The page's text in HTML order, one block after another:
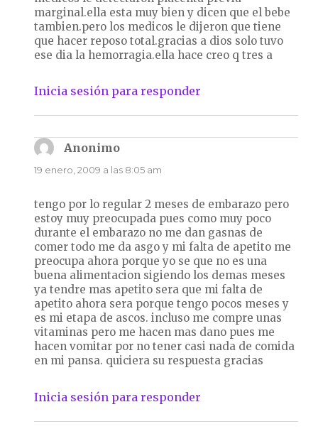
marginal.ella esta muy bien y dicen que el bebe
tambien.pero los medicos le dijeron que tiene
que hacer reposo total.gracias a dios solo tuvo
ese dia la hemorragia.ella hace creo q tres a
Inicia sesión para responder
Anonimodice:
19 enero, 2009 a las 8:05 am
tengo por lo regular 2 meses de embarazo pero
estoy muy preocupada pues como muy poco
durante el embarazo no me dan gasnas de
comer todo me da asgo y mi falta de apetito me
preocupa ahora porque yo se que no es una
buena alimentacion sigiendo los demas meses
ya tendre mas apetito sera que mi falta de
apetito ahora sera porque tengo pocos meses y
es mi etapa de ascos. incluso me compre unas
vitaminas pero me hacen mas dano pues me
hacen vomitar por no tener casi nada de comida
en mi pansa. quiciera su respuesta gracias
Inicia sesión para responder